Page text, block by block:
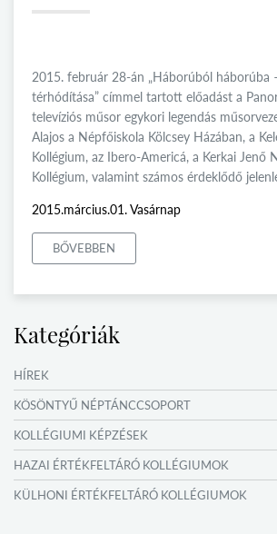
2015. február 28-án „Háborúból háborúba
térhódítása” címmel tartott előadást a
televíziós műsor egykori legendás
Alajos a Népfőiskola Kölcsey Házában, a
Kollégium, az Ibero-Americá, a Kerkai Jenő
Kollégium, valamint számos érdeklődő
2015.március.01. Vasárnap
BŐVEBBEN
Kategóriák
HÍREK
KÖSÖNTYŰ NÉPTÁNCCSOPORT
KOLLÉGIUMI KÉPZÉSEK
HAZAI ÉRTÉKFELTÁRÓ KOLLÉGIUMOK
KÜLHONI ÉRTÉKFELTÁRÓ KOLLÉGIUMOK